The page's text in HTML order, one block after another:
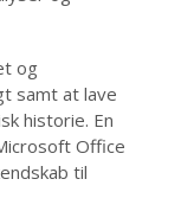
og
samt at lave
historie. En
Office
til